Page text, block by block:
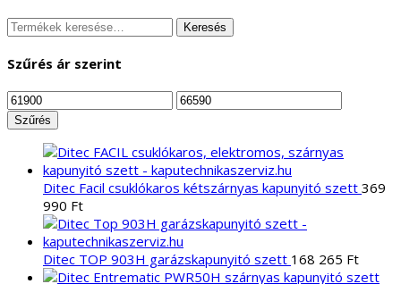
Keresés
a
következőre:
Keresés
Szűrés ár szerint
Min
ár
Max
ár
Szűrés
Ditec Facil csuklókaros kétszárnyas kapunyitó szett 369
990 Ft
Ditec TOP 903H garázskapunyitó szett 168 265 Ft